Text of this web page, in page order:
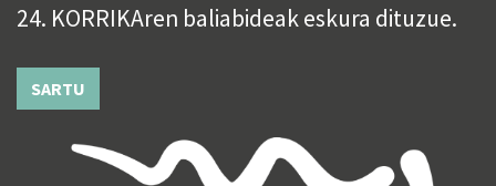
24. KORRIKAren baliabideak eskura dituzue.
SARTU